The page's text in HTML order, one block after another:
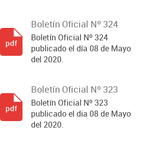
Boletín Oficial Nº 324
Boletín Oficial Nº 324
publicado el día 08 de Mayo
del 2020.
pdf
Boletín Oficial Nº 323
Boletín Oficial Nº 323
publicado el dia 08 de Mayo
del 2020.
pdf